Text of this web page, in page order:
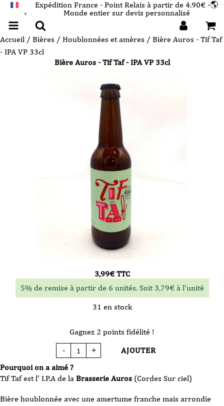
▼
Expédition France - Point Relais à partir de 4.90€ -🌎
Monde entier sur devis personnalisé
Accueil / Bières / Houblonnées et amères / Bière Auros - Tif Taf
- IPA VP 33cl
Bière Auros - Tif Taf - IPA VP 33cl
Pourquoi on a aimé ?
Tif Taf est l' I.P.A de la Brasserie Auros (Cordes Sur ciel)
Bière houblonnée avec une amertume franche mais arrondie
3,99€TTC
5% de remise à partir de 6 unités. Soit 3,79€à l'unité
31 en stock
Gagnez 2 points fidélité !
-
quantité
de
Auros
Tif
IPA
+ AJOUTER